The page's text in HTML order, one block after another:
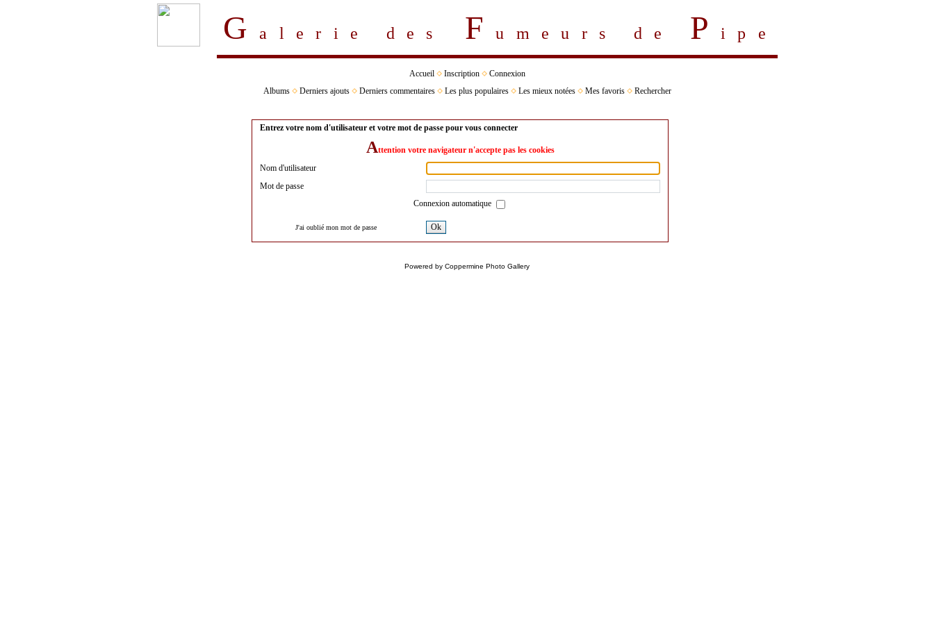
Galerie des Fumeurs de P ipe
Accueil Inscription
Connexion
Albums
Derniers ajouts Derniers commentaires Les plus populaires Les mieux notées Mes favoris Rechercher
Entrez votre nom d'utilisateur et votre mot de passe pour vous connecter
Attention votre navigateur n'accepte pas les cookies
Nom d'utilisateur
Mot de passe
Connexion automatique
J'ai oublié mon mot de passe Ok
Powered by Coppermine Photo Gallery